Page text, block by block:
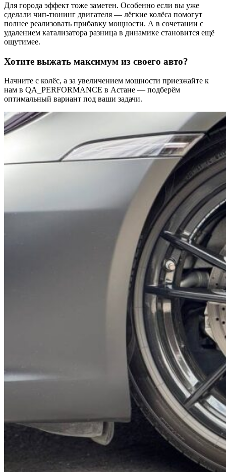
Для города эффект тоже заметен. Особенно если вы уже
сделали чип-тюнинг двигателя — лёгкие колёса помогут
полнее реализовать прибавку мощности. А в сочетании с
удалением катализатора разница в динамике становится ещё
ощутимее.
Хотите выжать максимум из своего авто?
Начните с колёс, а за увеличением мощности приезжайте к
нам в QA_PERFORMANCE в Астане — подберём
оптимальный вариант под ваши задачи.